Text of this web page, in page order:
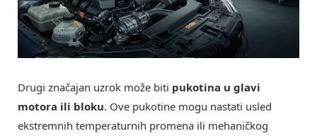
Drugi značajan uzrok može biti pukotina u glavi
motora ili bloku. Ove pukotine mogu nastati usled
ekstremnih temperaturnih promena ili mehaničkog